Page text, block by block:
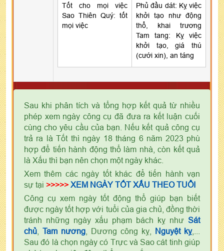
Tốt cho mọi việc
Sao Thiên Quý: tốt
mọi việc
Phủ đầu dát: Kỵ việc
khởi tạo như động
thổ, khai trương
Tam tang: Kỵ việc
khởi tạo, giá thú
(cưới xin), an táng
Sau khi phân tích và tổng hợp kết quả từ nhiều
phép xem ngày công cụ đã đưa ra kết luận cuối
cùng cho yêu cầu của bạn. Nếu kết quả công cụ
trả ra là Tốt thì ngày 18 tháng 6 năm 2023 phù
hợp để tiến hành động thổ làm nhà, còn kết quả
là Xấu thì bạn nên chọn một ngày khác.
Xem thêm các ngày tốt khác để tiến hành vạn
sự tại >>>>> XEM NGÀY TỐT XẤU THEO TUỔI
Công cụ xem ngày tốt động thổ giúp bạn biết
được ngày tốt hợp với tuổi của gia chủ, đồng thời
tránh những ngày xấu phạm bách kỵ như Sát
chủ
Tam nương , Dương công kỵ, Nguyệt kỵ,...
Sau đó là chọn ngày có Trực và Sao cát tinh giúp